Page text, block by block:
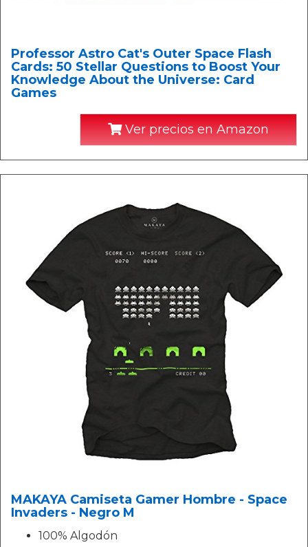
Professor Astro Cat's Outer Space Flash
Cards: 50 Stellar Questions to Boost Your
Knowledge About the Universe: Card
Games
Ver precios en Amazon
MAKAYA Camiseta Gamer Hombre - Space
Invaders - Negro M
100% Algodón